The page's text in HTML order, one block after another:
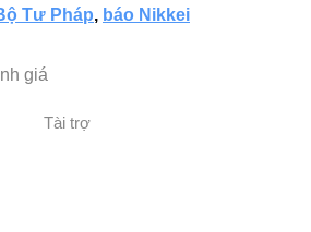
Tư Pháp, báo Nikkei
giá
Tài trợ